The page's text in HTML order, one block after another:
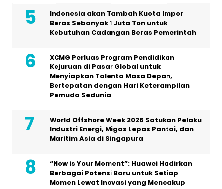
Indonesia akan Tambah Kuota Impor
Beras Sebanyak 1 Juta Ton untuk
Kebutuhan Cadangan Beras Pemerintah
XCMG Perluas Program Pendidikan
Kejuruan di Pasar Global untuk
Menyiapkan Talenta Masa Depan,
Bertepatan dengan Hari Keterampilan
Pemuda Sedunia
World Offshore Week 2026 Satukan Pelaku
Industri Energi, Migas Lepas Pantai, dan
Maritim Asia di Singapura
“Now is Your Moment”: Huawei Hadirkan
Berbagai Potensi Baru untuk Setiap
Momen Lewat Inovasi yang Mencakup